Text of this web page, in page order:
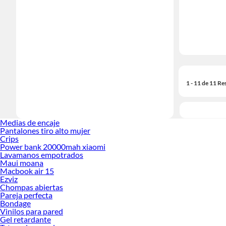
1 - 11 de 11
Medias de encaje
Pantalones tiro alto mujer
Crips
Power bank 20000mah xiaomi
Lavamanos empotrados
Maui moana
Macbook air 15
Ezviz
Chompas abiertas
Pareja perfecta
Bondage
Vinilos para pared
Gel retardante